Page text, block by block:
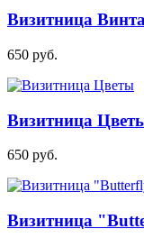
Визитница
650 руб.
Визитница
650 руб.
Визитница